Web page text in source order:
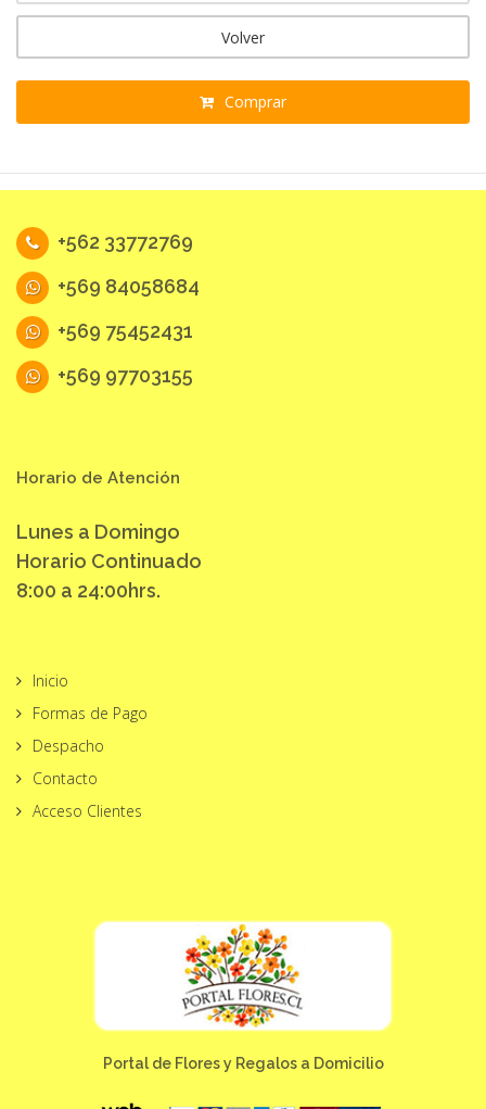
Volver
Comprar
+562 33772769
+569 84058684
+569 75452431
+569 97703155
Horario de Atención
Lunes a Domingo
Horario Continuado
8:00 a 24:00hrs.
Inicio
Formas de Pago
Despacho
Contacto
Acceso Clientes
Portal de Flores y Regalos a Domicilio